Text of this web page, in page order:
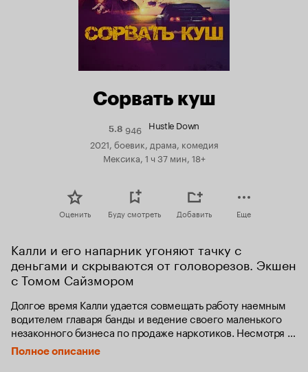
Сорвать куш
5.8Рейтинг
Кинопоиска
946 Hustle Down
2021, боевик, драма, комедия
Мексика, 1 ч 37 мин, 18+
Оценить Буду смотреть Добавить Еще
Калли и его напарник угоняют тачку с
деньгами и скрываются от головорезов. Экшен
с Томом Сайзмором
Долгое время Калли удается совмещать работу наемным
водителем главаря банды и ведение своего маленького
незаконного бизнеса по продаже наркотиков. Несмотря
на то, что за группировкой давно ведется наблюдение,
у него всегда получалось выйти сухим из воды. Но удача,
Полное описание